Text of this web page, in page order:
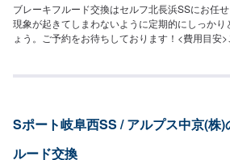
ブレーキフルード交換はセルフ北長浜SSにお任
現象が起きてしまわないように定期的にしっかり
ょう。ご予約をお待ちしております！<費用目安
Sポート岐阜西SS / アルプス中京(株)
ルード交換